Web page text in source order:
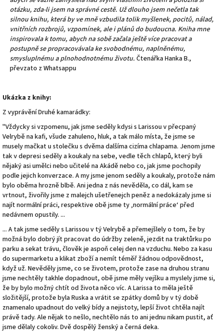
otázku, zda-li jsem na správné cestě. Už dlouho jsem nečetla tak
silnou knihu, která by ve mně vzbudila tolik myšlenek, pocitů, nálad,
vnitřních rozbrojů, vzpomínek, ale i plánů do budoucna. Kniha mne
inspirovala k tomu, abych na sobě začala ještě více pracovat a
postupně se propracovávala ke svobodnému, naplněnému,
smysluplnému a plnohodnotnému životu. Čtenářka Hanka B.,
převzato z Whatsappu
Ukázka z knihy:
Z vyprávění Druhé kamarádky:
"Vždycky si vzpomenu, jak jsme seděly kdysi s Larissou v přecpaný
Velrybě na kafi, všude zahuleno, hluk, a tak málo místa, že jsme se
musely mačkat u stolečku s dvěma dalšíma cizíma chlapama. Jenom jsme
tak v depresi seděly a koukaly na sebe, vedle těch chlapů, který byli
nějaký asi umělci nebo učitelé na Akádě nebo co, jak jsme pochopily
podle jejich konverzace. A my jsme jenom seděly a koukaly, protože nám
bylo oběma hrozně blbě. Ani jedna z nás nevěděla, co dál, kam se
vrtnout, živořily jsme z malejch ušetřenejch peněz a nedokázaly jsme si
najít normální práci, respektive obě jsme ty ‚normální práce‘ před
nedávnem opustily. ...
... A tak jsme seděly s Larissou v tý Velrybě a přemejšlely o tom, že by
možná bylo dobrý jít pracovat do údržby zeleně, jezdit na traktůrku po
parku a sekat trávu, člověk je aspoň celej den na vzduchu. Nebo za kasu
do supermarketu a klikat zboží a nemít téměř žádnou odpovědnost,
když už. Nevěděly jsme, co se životem, protože zase na druhou stranu
jsme nechtěly takhle dopadnout, obě jsme měly vejšku a myslely jsme si,
že by bylo možný chtít od života něco víc. A Larissa to měla ještě
složitější, protože byla Ruska a vrátit se zpátky domů by v tý době
znamenalo upadnout do velký bídy a nejistoty, lepší život chtěla najít
právě tady. Ale nějak to nešlo, nechtělo nás to ani jednu nikam pustit, ať
jsme dělaly cokoliv. Dvě dospělý ženský a černá deka.